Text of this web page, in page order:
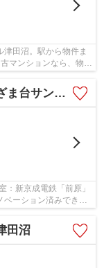
田沼。駅から物件ま
マンションなら、物件
ツ3号棟705号室
：新京成電鉄「前原」
ベーション済みできれ
田沼